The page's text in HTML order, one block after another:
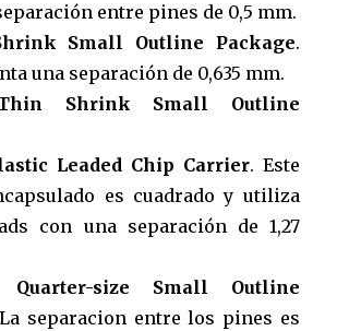
entre pines de 0,5 mm.
Small Outline Package.
una separación de 0,635 mm.
Thin Shrink Small Outline
Leaded Chip Carrier. Este
es cuadrado y utiliza
con una separación de 1,27
Quarter-size Small Outline
separacion entre los pines es